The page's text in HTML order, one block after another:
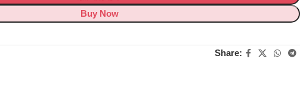
Buy Now
Share: